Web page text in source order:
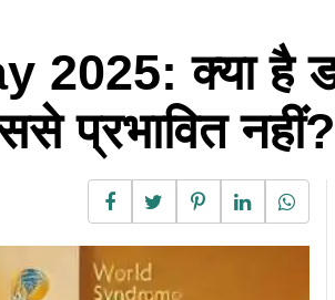
क्या है
प्रभावित नहीं?